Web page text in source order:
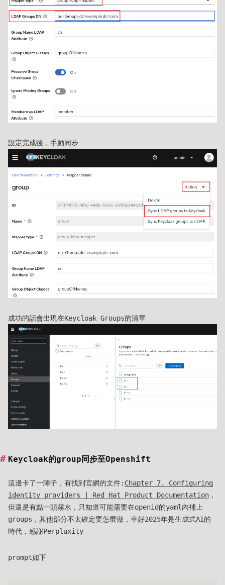
設定完成後，手動同步
成功的話會出現在Keycloak Groups的清單
Keycloak的group同步至Openshift
這邊卡了一陣子，有找到官網的文件: Chapter 7. Configuring
identity providers | Red Hat Product Documentation ，
但還是有點一頭霧水，只知道可能需要在openid的yaml內補上
groups，其他部分不太確定要怎麼做，幸好2025年是生成式AI的
時代，感謝Perpluxity
prompt如下